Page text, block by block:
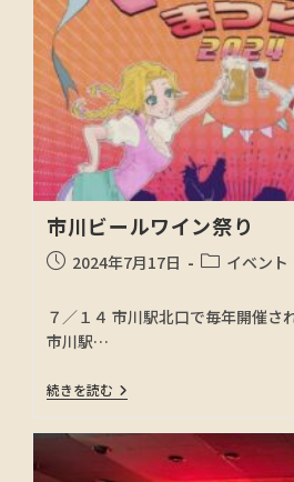
市川ビールワイン祭り
2024年7月17日 イベント
７／１４ 市川駅北口で毎年開催さ
市川駅…
続きを読む